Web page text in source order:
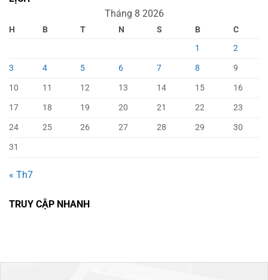
Tháng 8 2026
H B T N S B
C
1
2
3
4 5 6 7 8
9
10
11 12 13 14 15
16
17
18 19 20 21 22
23
24
25 26 27 28 29
30
31
« Th7
TRUY CẬP NHANH